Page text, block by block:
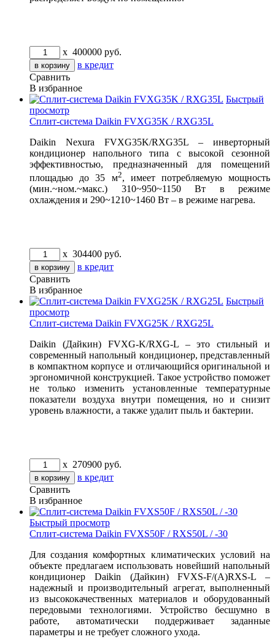
x 400000 руб.
в кредит
Сравнить
В избранное
Быстрый
просмотр
Сплит-система Daikin FVXG35K / RXG35L
Daikin Nexura FVXG35K/RXG35L – инверторный
кондиционер напольного типа с высокой сезонной
эффективностью, предназначенный для помещений
площадью до 35 м2, имеет потребляемую мощность
(мин.~ном.~макс.) 310~950~1150 Вт в режиме
охлаждения и 290~1210~1460 Вт – в режиме нагрева.
x 304400 руб.
в кредит
Сравнить
В избранное
Быстрый
просмотр
Сплит-система Daikin FVXG25K / RXG25L
Daikin (Дайкин) FVXG-K/RXG-L – это стильный и
современный напольный кондиционер, представленный
в компактном корпусе и отличающийся оригинальной и
эргономичной конструкцией. Такое устройство поможет
не только изменить установленные температурные
показатели воздуха внутри помещения, но и снизит
уровень влажности, а также удалит пыль и бактерии.
x 270900 руб.
в кредит
Сравнить
В избранное
Быстрый просмотр
Сплит-система Daikin FVXS50F / RXS50L / -30
Для создания комфортных климатических условий на
объекте предлагаем использовать новейший напольный
кондиционер Daikin (Дайкин) FVXS-F/(A)RXS-L –
надежный и производительный агрегат, выполненный
из высококачественных материалов и оборудованный
передовыми технологиями. Устройство бесшумно в
работе, автоматически поддерживает заданные
параметры и не требует сложного ухода.